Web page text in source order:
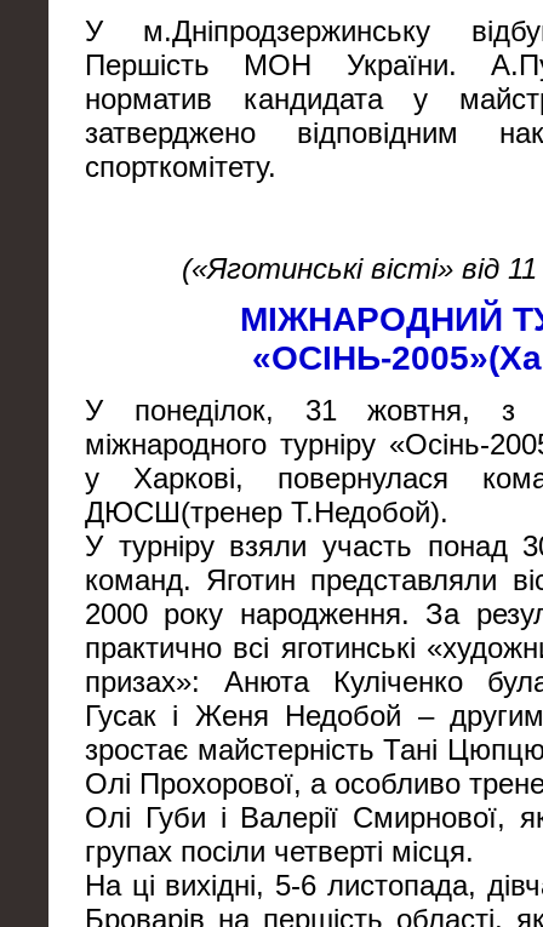
У м.Дніпродзержинську
Першість МОН України.
норматив кандидата у
затверджено відповідним
спорткомітету.
(«Яготинські вісті» від
МІЖНАРОДНИЙ
«ОСІНЬ-
У понеділок, 31 жовтня, з
міжнародного турніру «Осінь-
у Харкові, повернулася
ДЮСШ(тренер Т.Недобой).
У турніру взяли участь понад
команд. Яготин представляли
2000 року народження. За
практично всі яготинські
призах»: Анюта Куліченко
Гусак і Женя Недобой –
зростає майстерність Тані
Олі Прохорової, а особливо
Олі Губи і Валерії Смирнової,
групах посіли четверті місця.
На ці вихідні, 5-6 листопада,
Броварів на першість області,